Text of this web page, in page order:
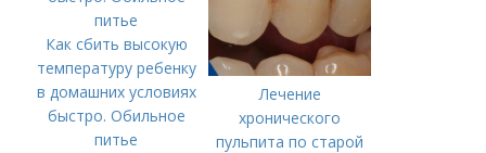
Как сбить высокую
температуру ребенку
в домашних условиях
быстро. Обильное
питье
Лечение
хронического
пульпита по старой